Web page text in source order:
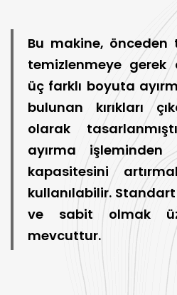
Bu makine, önceden
temizlenmeye gerek
üç farklı boyuta
bulunan kırıkları
olarak
ayırma işleminden
kapasitesini
kullanılabilir.
ve sabit olmak
mevcuttur.